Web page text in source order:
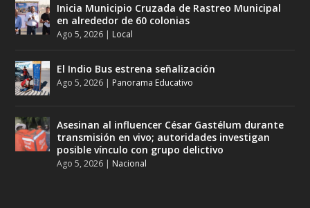
Inicia Municipio Cruzada de Rastreo Municipal
en alrededor de 60 colonias
Ago 5, 2026 | Local
El Indio Bus estrena señalización
Ago 5, 2026 | Panorama Educativo
Asesinan al influencer César Gastélum durante
transmisión en vivo; autoridades investigan
posible vínculo con grupo delictivo
Ago 5, 2026 | Nacional